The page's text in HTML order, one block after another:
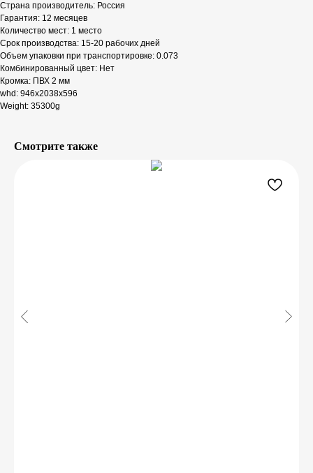
Страна производитель: Россия
Гарантия: 12 месяцев
Количество мест: 1 место
Срок производства: 15-20 рабочих дней
Объем упаковки при транспортировке: 0.073
Комбинированный цвет: Нет
Кромка: ПВХ 2 мм
whd: 946x2038x596
Weight: 35300g
Смотрите также